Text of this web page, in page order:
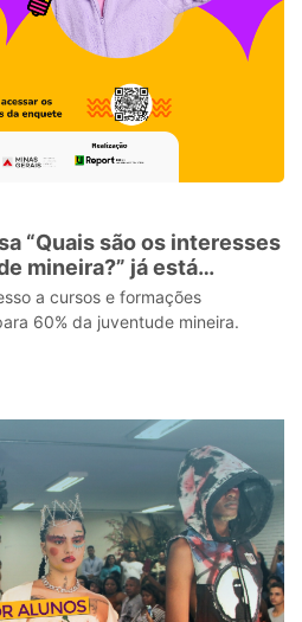
“Quais são os interesses
mineira?” já está
a cursos e formações
60% da juventude mineira.